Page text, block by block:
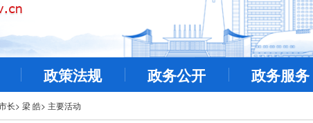
政策法规 政务公开 政务服务
长> 梁 皓> 主要活动